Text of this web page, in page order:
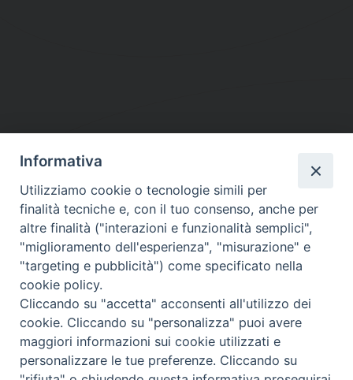
DIOCESI SUBURBICARIA DI ALBANO
Contatti:Tel.: 06.93268401 - Fax.: 06.9323844
E-mail:curia@diocesidialbano.it
Orari: dal Lunedì al Venerdì Ore: 9:00 - 13:00
Lunedì, Mercoledì e Venerdì, Ore 9:30 - 12:30
Informativa
Utilizziamo cookie o tecnologie simili per
finalità tecniche e, con il tuo consenso, anche per
altre finalità ("interazioni e funzionalità semplici",
"miglioramento dell'esperienza", "misurazione" e
"targeting e pubblicità") come specificato nella
cookie policy.
Cliccando su "accetta" acconsenti all'utilizzo dei
cookie. Cliccando su "personalizza" puoi avere
maggiori informazioni sui cookie utilizzati e
personalizzare le tue preferenze. Cliccando su